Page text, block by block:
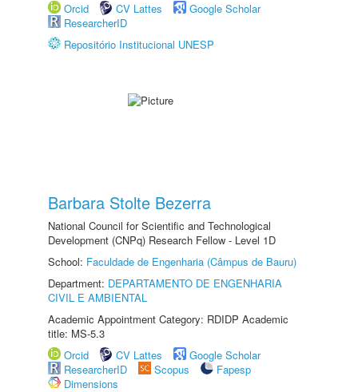
Orcid
CV Lattes
Google Scholar
ResearcherID
Repositório Institucional UNESP
Barbara Stolte Bezerra
National Council for Scientific and Technological
Development (CNPq) Research Fellow - Level 1D
School: Faculdade de Engenharia (Câmpus de Bauru)
Department: DEPARTAMENTO DE ENGENHARIA
CIVIL E AMBIENTAL
Academic Appointment Category: RDIDP Academic
title: MS-5.3
Orcid
CV Lattes
Google Scholar
ResearcherID
Scopus
Fapesp
Dimensions